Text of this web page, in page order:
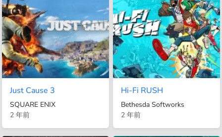
Just Cause 3
SQUARE ENIX
2 年前
Hi-Fi RUSH
Bethesda Softworks
2 年前